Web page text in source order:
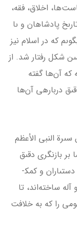
اخلاق، فقه،
پادشاهان و ىا
كه در اسلام نیز
شكل رفتار شد. از
آن‌ها گفته
درباره­ى آن‌ها
النبي ‌الأعظم
بر بازنگرى دقىق
و علمى همه­ى اىن مطالبى بود كه حكم‎رانان، دستىاران و كمك­
ساخته‌اند، تا
را كه به خلافت